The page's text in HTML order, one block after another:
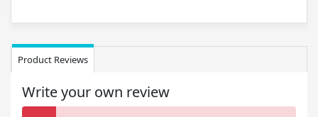
Product Reviews
Write your own review